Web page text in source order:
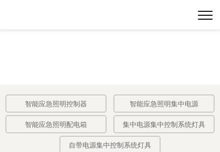
智能应急照明控制器 智能应急照明集中电源
智能应急照明配电箱 集中电源集中控制系统灯具
自带电源集中控制系统灯具